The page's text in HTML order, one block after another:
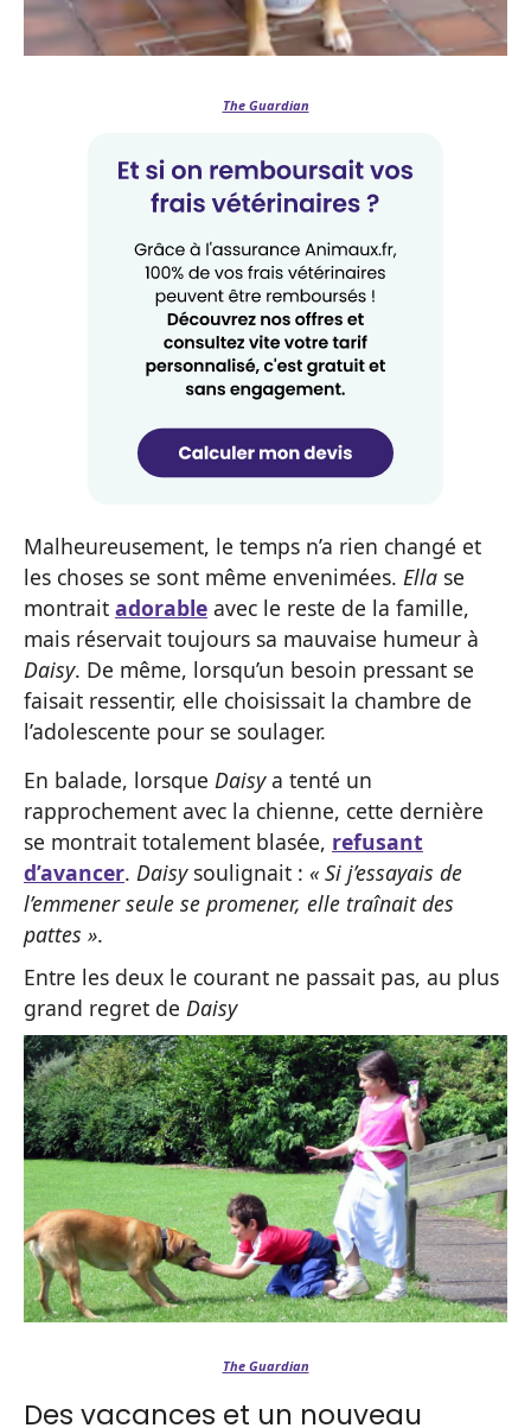
The Guardian
Malheureusement, le temps n’a rien changé et
les choses se sont même envenimées. Ella se
montrait adorable avec le reste de la famille,
mais réservait toujours sa mauvaise humeur à
Daisy. De même, lorsqu’un besoin pressant se
faisait ressentir, elle choisissait la chambre de
l’adolescente pour se soulager.
En balade, lorsque Daisya tenté un
rapprochement avec la chienne, cette dernière
se montrait totalement blasée, refusant
d’avancer. Daisysoulignait : « Si j’essayais de
l’emmener seule se promener, elle traînait des
pattes ».
Entre les deux le courant ne passait pas, au plus
grand regret de Daisy
The Guardian
Des vacances et un nouveau